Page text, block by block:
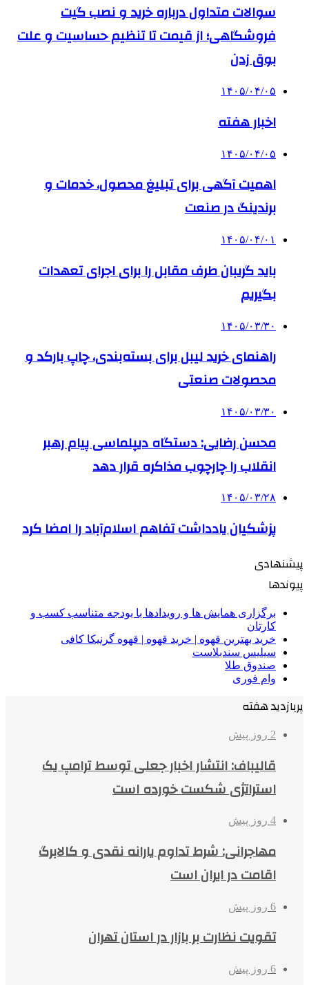
سوالات متداول درباره خرید و نصب گیت
فروشگاهی؛ از قیمت تا تنظیم حساسیت و علت
بوق زدن
۱۴۰۵/۰۴/۰۵
اخبار هفته
۱۴۰۵/۰۴/۰۵
اهمیت آگهی برای تبلیغ محصول، خدمات و
برندینگ در صنعت
۱۴۰۵/۰۴/۰۱
باید گریبان طرف مقابل را برای اجرای تعهدات
بگیریم
۱۴۰۵/۰۳/۳۰
راهنمای خرید لیبل برای بسته‌بندی، چاپ بارکد و
محصولات صنعتی
۱۴۰۵/۰۳/۳۰
محسن رضایی: دستگاه دیپلماسی پیام رهبر
انقلاب را چارچوب مذاکره قرار دهد
۱۴۰۵/۰۳/۲۸
پزشکیان یادداشت تفاهم اسلام‌آباد را امضا کرد
پیشنهادی
پیوندها
برگزاری همایش ها و رویدادها با بودجه متناسب کسب و
کارتان
خرید بهترین قهوه | خرید قهوه | قهوه گرنیکا کافی
سیلیس سندبلاست
صندوق طلا
وام فوری
پربازدید هفته
2 روز پیش
قالیباف: انتشار اخبار جعلی توسط ترامپ یک
استراتژی شکست خورده است
4 روز پیش
مهاجرانی: شرط تداوم یارانه نقدی و کالابرگ
اقامت در ایران است
6 روز پیش
تقویت نظارت بر بازار در استان تهران
6 روز پیش